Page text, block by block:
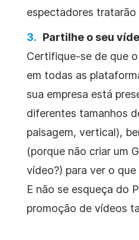
espectadores tratarão
Partilhe o seu
Certifique-se de que
em todas as
sua empresa está
diferentes tamanhos
paisagem, vertical),
(porque não criar um
vídeo?) para ver o
E não se esqueça do
promoção de vídeos